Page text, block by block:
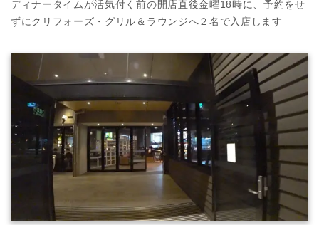
ディナータイムが活気付く前の開店直後金曜18時に、予約をせ
ずにクリフォーズ・グリル＆ラウンジへ２名で入店します